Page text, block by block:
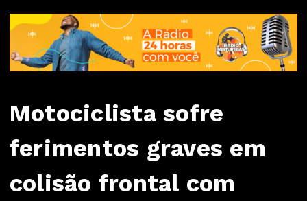
Motociclista sofre
ferimentos graves em
colisão frontal com